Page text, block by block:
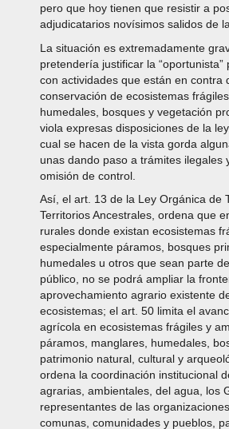
pero que hoy tienen que resistir a
adjudicatarios novísimos salidos de
La situación es extremadamente
pretendería justificar la “oportunista”
con actividades que están en contra
conservación de ecosistemas
humedales, bosques y vegetación
viola expresas disposiciones de la
cual se hacen de la vista gorda
unas dando paso a trámites ilegales
omisión de control.
Así, el art. 13 de la Ley Orgánica de
Territorios Ancestrales, ordena que
rurales donde existan ecosistemas
especialmente páramos, bosques
humedales u otros que sean parte
público, no se podrá ampliar la
aprovechamiento agrario existente
ecosistemas; el art. 50 limita el
agrícola en ecosistemas frágiles y
páramos, manglares, humedales,
patrimonio natural, cultural y
ordena la coordinación institucional
agrarias, ambientales, del agua, los
representantes de las
comunas, comunidades y pueblos,